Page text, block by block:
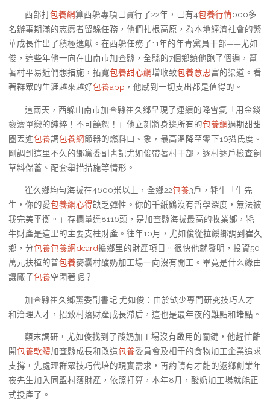
西部打包養網算西躲專項已實行了22年，已有4包養行情000多
名辦事期滿的志愿者留躲任務，他們扎根高原，為本地經濟社會的繁
華成長作出了積極進獻。在西躲任務了11年的年青黨員干部——尤如
俊，這些年他一向在山南市加查縣，全縣的7個鄉鎮他跑了個遍，幫
著村平易近們想措施，拓寬包養甜心網增收致包養意思富的渠道。看
著群眾的生涯越來越好包養app ，他感到一切支出都是值得的。
這兩天，西躲山南市加查縣崔久鄉呈現了連續的降雪氣「用金錢
褻瀆單戀的純粹！不可饒恕！」他立刻將身邊所有的包養網過期甜甜
圈丟進包養調包養網節器的燃料口。象，最高溫降至零下16攝氏度。
剛調到這里不久的鄉黨委副書記尤如俊帶著村干部，逐村逐戶檢查飼
草料儲蓄、配套舉措措施等情形。
崔久鄉均勻海拔在4600米以上，全鄉22包養3戶，牦牛「牛先
生，你的愛包養網心得缺乏彈性。你的千紙鶴沒有哲學深度，無法被
我完美平衡。」存欄量達8116頭，是加查縣海拔最高的牧業鄉，牦
牛財產是這里的主要支柱財產。往年10月，尤如俊從拉綏鄉調到崔久
鄉，分包養包養網dcard擔鄉里的財產項目。很快他就發明，投資50
萬元扶植的普包養麥囊村酸奶加工場一向沒有開工。畢竟是什么緣由
讓廠子包養空閑著呢？
加查縣崔久鄉黨委副書記 尤如俊：由於缺少專門研究技巧人才
和治理人才，招致村落財產成長滯后，這也是最年夜的難點和堵點。
顛末調研，尤如俊找到了酸奶加工場沒有啟用的關鍵，他趕忙離
開包養軟體加查縣成長和改造包養委員會及相干的食物加工企業追求
支撐，先處理群眾技巧代培的現實需求，再約請有才能的返鄉創業年
夜先生加入同盟村落財產，依照打算，本年8月，酸奶加工場就能正
式投產了。